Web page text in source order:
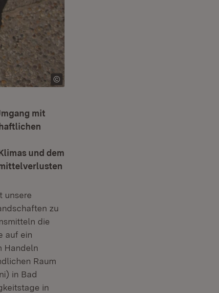
mit
und dem
unsere
zu
die
auf ein
Handeln
Raum
in Bad
in